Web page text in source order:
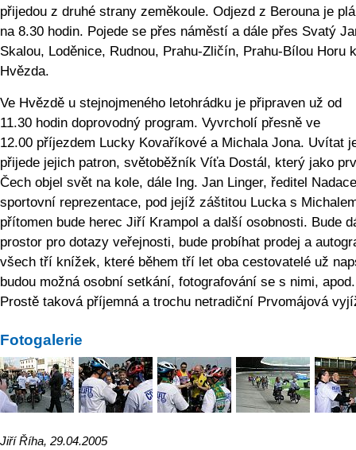
přijedou z druhé strany zeměkoule. Odjezd z Berouna je
na 8.30 hodin. Pojede se přes náměstí a dále přes Svatý
Skalou, Loděnice, Rudnou, Prahu-Zličín, Prahu-Bílou Horu
Hvězda.
Ve Hvězdě u stejnojmeného letohrádku je připraven už od
11.30 hodin doprovodný program. Vyvrcholí přesně ve
12.00 příjezdem Lucky Kovaříkové a Michala Jona. Uvítat
přijede jejich patron, světoběžník Víťa Dostál, který jako
Čech objel svět na kole, dále Ing. Jan Linger, ředitel
sportovní reprezentace, pod jejíž záštitou Lucka s
přítomen bude herec Jiří Krampol a další osobnosti. Bude
prostor pro dotazy veřejnosti, bude probíhat prodej a
všech tří knížek, které během tří let oba cestovatelé už
budou možná osobní setkání, fotografování se s nimi, apod.
Prostě taková příjemná a trochu netradiční Prvomájová
Fotogalerie
Jiří Říha, 29.04.2005